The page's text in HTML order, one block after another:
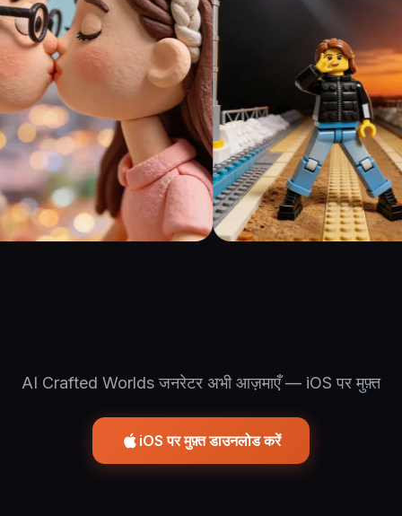
AI Crafted Worlds जनरेटर अभी आज़माएँ — iOS पर मुफ़्त
iOS पर मुफ़्त डाउनलोड करें